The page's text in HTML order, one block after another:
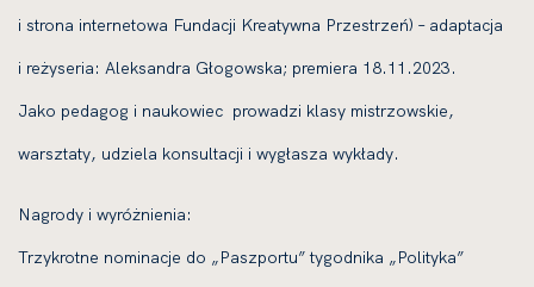
i strona internetowa Fundacji Kreatywna Przestrzeń) – adaptacja
i reżyseria: Aleksandra Głogowska; premiera 18.11.2023.
Jako pedagog i naukowiec prowadzi klasy mistrzowskie,
warsztaty, udziela konsultacji i wygłasza wykłady.
Nagrody i wyróżnienia:
Trzykrotne nominacje do „Paszportu” tygodnika „Polityka”